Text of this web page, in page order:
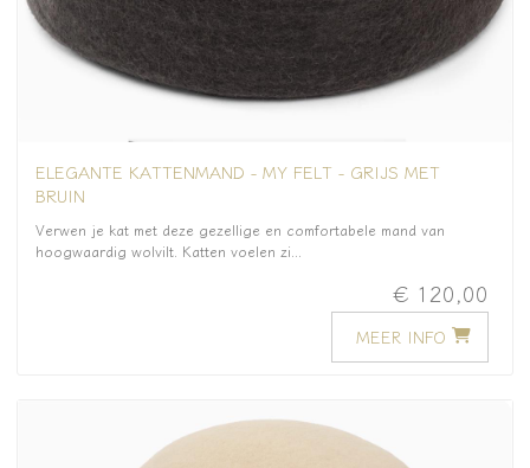
ELEGANTE KATTENMAND - MY FELT - GRIJS MET
BRUIN
Verwen je kat met deze gezellige en comfortabele mand van
hoogwaardig wolvilt. Katten voelen zi...
€ 120,00
MEER INFO